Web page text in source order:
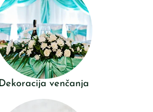
Dekoracija venčanja